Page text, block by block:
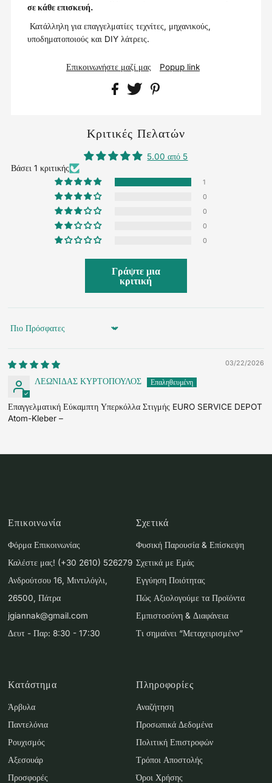
σε κάθε επισκευή.
Κατάλληλη για επαγγελματίες τεχνίτες, μηχανικούς,
υποδηματοποιούς και DIY λάτρεις.
Επικοινωνήστε μαζί μας Popup link
Κριτικές Πελατών
5.00 από 5
Βάσει 1 κριτικής
1
0
0
0
0
Γράψτε μια
κριτική
Sort by
03/22/2026
ΛΕΩΝΙΔΑΣ ΚΥΡΤΟΠΟΥΛΟΣ
Επαγγελματική Εύκαμπτη Υπερκόλλα Στιγμής EURO SERVICE DEPOT
Atom-Kleber –
Επικοινωνία
Φόρμα Επικοινωνίας
Καλέστε μας! (+30 2610) 526279
Ανδρούτσου 16, Μιντιλόγλι,
26500, Πάτρα
jgiannak@gmail.com
Δευτ - Παρ: 8:30 - 17:30
Σχετικά
Φυσική Παρουσία & Επίσκεψη
Σχετικά με Εμάς
Εγγύηση Ποιότητας
Πώς Αξιολογούμε τα Προϊόντα
Εμπιστοσύνη & Διαφάνεια
Τι σημαίνει “Μεταχειρισμένο”
Κατάστημα
Άρβυλα
Παντελόνια
Ρουχισμός
Αξεσουάρ
Προσφορές
Πληροφορίες
Αναζήτηση
Προσωπικά Δεδομένα
Πολιτική Επιστροφών
Τρόποι Αποστολής
Όροι Χρήσης